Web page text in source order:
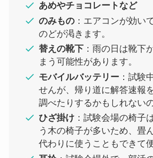
あめやチョコレートなど
のみもの ：エアコンが効い
のどが渇きます。
替えの靴下 ：雨の日は靴下
まう可能性があります。
モバイルバッテリー ：試験
せんが、帰り道に解答速報
調べたりするかもしれないの
ひざ掛け ：試験会場の椅子
う木の椅子が多いため、畳
代わりに使うこともできて